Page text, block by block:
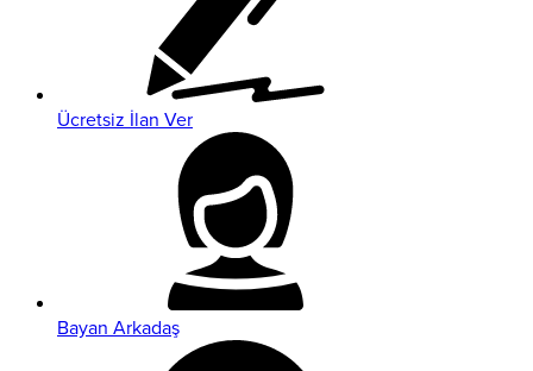
Ücretsiz İlan Ver
Bayan Arkadaş